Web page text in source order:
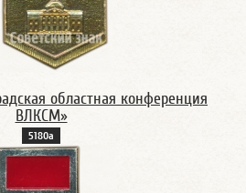
областная конференция
ВЛКСМ»
5180а